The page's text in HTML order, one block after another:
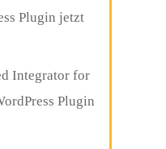
Plugin jetzt
Integrator for
Plugin